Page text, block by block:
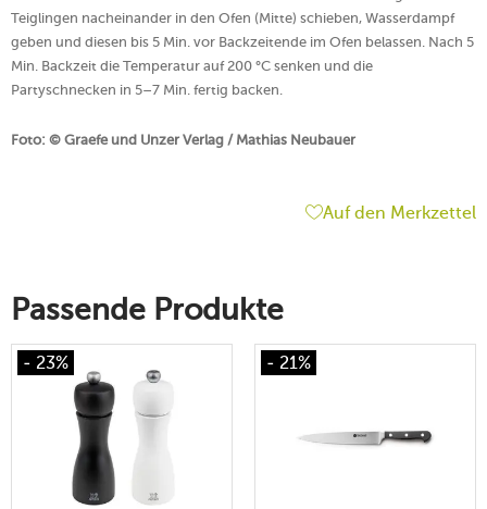
Teiglingen nacheinander in den Ofen (Mitte) schieben, Wasserdampf
geben und diesen bis 5 Min. vor Backzeitende im Ofen belassen. Nach 5
Min. Backzeit die Temperatur auf 200 °C senken und die
Partyschnecken in 5–7 Min. fertig backen.
Foto: © Graefe und Unzer Verlag / Mathias Neubauer
Auf den Merkzettel
Passende Produkte
- 23% - 21%